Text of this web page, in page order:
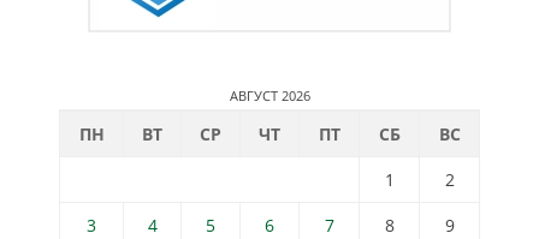
АВГУСТ 2026
ПН ВТ СР ЧТ ПТ СБ
ВС
1
2
3
4 5 6 7 8
9